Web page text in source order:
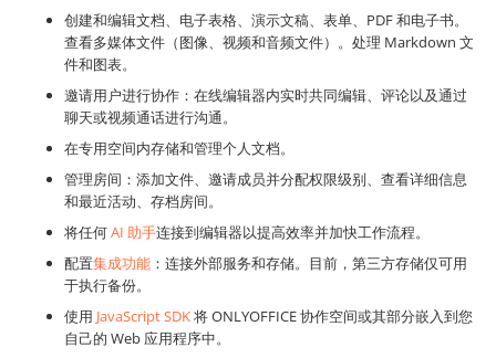
创建和编辑文档、电子表格、演示文稿、表单、PDF 和电子书。
查看多媒体文件（图像、视频和音频文件）。处理 Markdown 文
件和图表。
邀请用户进行协作：在线编辑器内实时共同编辑、评论以及通过
聊天或视频通话进行沟通。
在专用空间内存储和管理个人文档。
管理房间：添加文件、邀请成员并分配权限级别、查看详细信息
和最近活动、存档房间。
将任何AI 助手连接到编辑器以提高效率并加快工作流程。
配置集成功能 ：连接外部服务和存储。目前，第三方存储仅可用
于执行备份。
使用 JavaScript SDK将 ONLYOFFICE 协作空间或其部分嵌入到您
自己的 Web 应用程序中。